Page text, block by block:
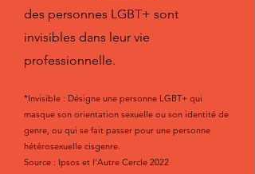
des personnes LGBT+ sont
invisibles dans leur vie
professionnelle.
*Invisible : Désigne une personne LGBT+ qui
masque son orientation sexuelle ou son identité de
genre, ou qui se fait passer pour une personne
hétérosexuelle cisgenre.
Source : Ipsos et l'Autre Cercle 2022